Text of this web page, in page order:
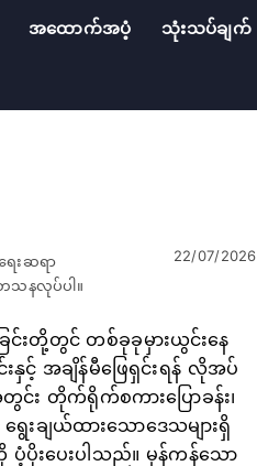
အထောက်အပံ့ သုံးသပ်ချက်
ေးဆရာ
သနလုပ်ပါ။
22/07/2026
င်းတို့တွင် တစ်ခုခုမှားယွင်းနေ
အချိန်မီဖြေရှင်းရန် လိုအပ်
း တိုက်ရိုက်စကားပြောခန်း၊
းချယ်ထားသောဒေသများရှိ
ပိုးပေးပါသည်။ မှန်ကန်သော